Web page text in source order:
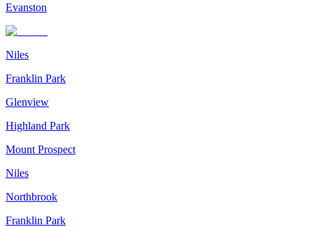
Evanston
Niles
Franklin Park
Glenview
Highland Park
Mount Prospect
Niles
Northbrook
Franklin Park